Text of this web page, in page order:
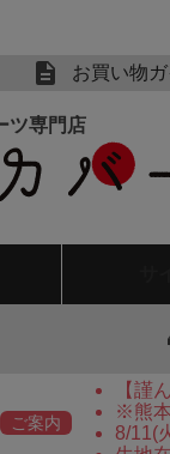
お買い物
ご案内
【謹
※熊
8/11(